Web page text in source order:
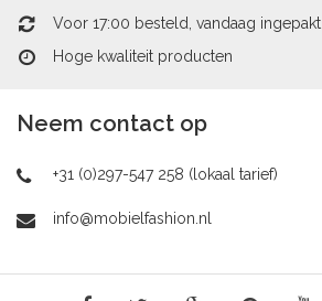
Voor 17:00 besteld, vandaag ingepakt
Hoge kwaliteit producten
Neem contact op
+31 (0)297-547 258 (lokaal tarief)
info@mobielfashion.nl